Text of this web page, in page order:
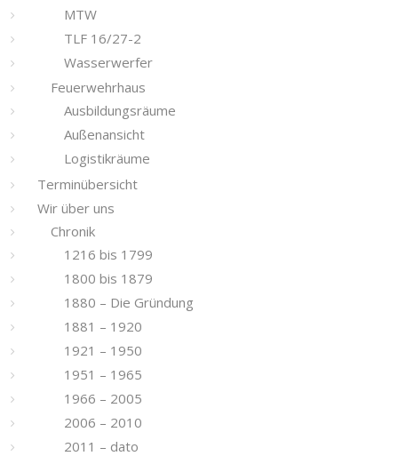
MTW
TLF 16/27-2
Wasserwerfer
Feuerwehrhaus
Ausbildungsräume
Außenansicht
Logistikräume
Terminübersicht
Wir über uns
Chronik
1216 bis 1799
1800 bis 1879
1880 – Die Gründung
1881 – 1920
1921 – 1950
1951 – 1965
1966 – 2005
2006 – 2010
2011 – dato